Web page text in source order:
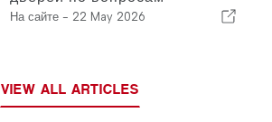
здоровья и благополучия
На сайте - 22 May 2026
VIEW ALL ARTICLES